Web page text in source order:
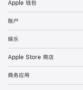
Apple 钱包
账户
娱乐
Apple Store 商店
商务应用